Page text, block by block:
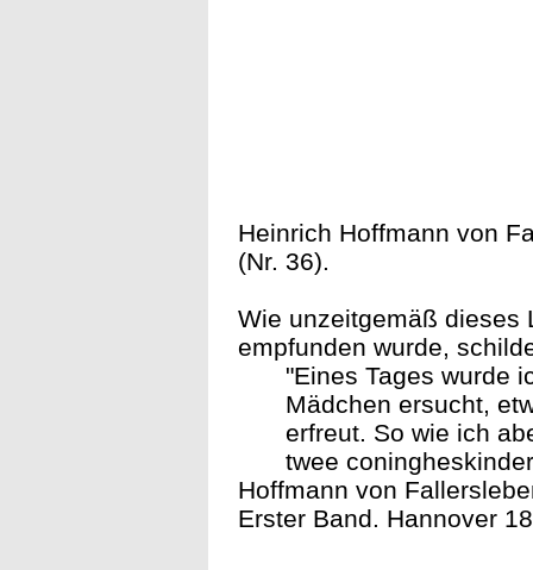
Heinrich Hoffmann von
(Nr. 36).
Wie unzeitgemäß dieses
empfunden wurde,
"Eines Tages wurde
Mädchen ersucht,
erfreut. So wie ich
twee
Hoffmann von
Erster Band. Hannover